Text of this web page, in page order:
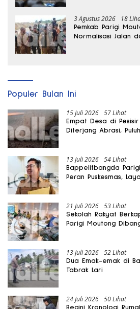
3 Agustus 2026 18
Pemkab Parigi
Normalisasi Jalan
Populer Bulan Ini
15 Juli 2026 57 Lihat
Empat Desa di
Diterjang Abrasi,
13 Juli 2026 54 Lihat
Bappelitbangda
Peran Puskesmas,
21 Juli 2026 53 Lihat
Sekolah Rakyat
Parigi Moutong
13 Juli 2026 52 Lihat
Dua Emak-emak di
Tabrak Lari
24 Juli 2026 50 Lihat